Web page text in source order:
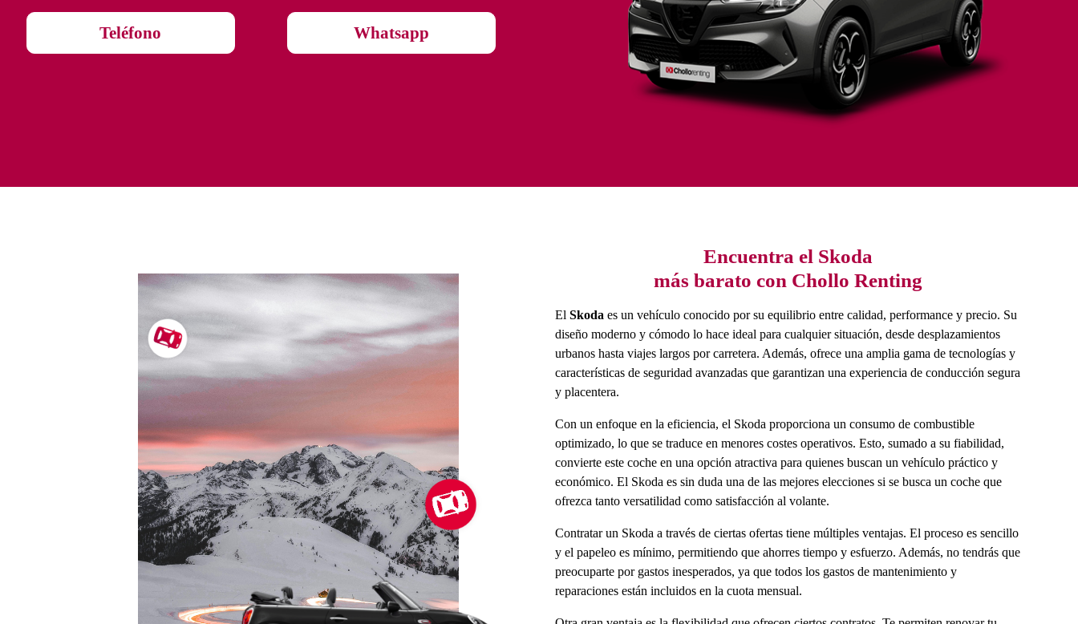
Teléfono Whatsapp
Encuentra el Skoda
más barato con Chollo Renting
El Skoda es un vehículo conocido por su equilibrio entre calidad, performance y precio. Su
diseño moderno y cómodo lo hace ideal para cualquier situación, desde desplazamientos
urbanos hasta viajes largos por carretera. Además, ofrece una amplia gama de tecnologías y
características de seguridad avanzadas que garantizan una experiencia de conducción segura
y placentera.
Con un enfoque en la eficiencia, el Skoda proporciona un consumo de combustible
optimizado, lo que se traduce en menores costes operativos. Esto, sumado a su fiabilidad,
convierte este coche en una opción atractiva para quienes buscan un vehículo práctico y
económico. El Skoda es sin duda una de las mejores elecciones si se busca un coche que
ofrezca tanto versatilidad como satisfacción al volante.
Contratar un Skoda a través de ciertas ofertas tiene múltiples ventajas. El proceso es sencillo
y el papeleo es mínimo, permitiendo que ahorres tiempo y esfuerzo. Además, no tendrás que
preocuparte por gastos inesperados, ya que todos los gastos de mantenimiento y
reparaciones están incluidos en la cuota mensual.